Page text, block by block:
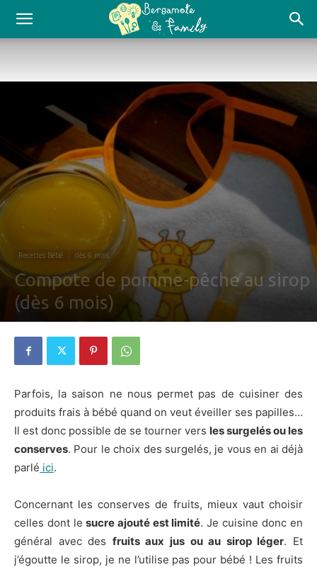
Recettes Bébé dès 6 mois
Compote de pomme-pêche au sirop
(dès 6 mois)
21 avril 2014 0
Parfois, la saison ne nous permet pas de cuisiner des
produits frais à bébé quand on veut éveiller ses papilles…
Il est donc possible de se tourner vers les surgelés ou les
conserves. Pour le choix des surgelés, je vous en ai déjà
parlé ici.
Concernant les conserves de fruits, mieux vaut choisir
celles dont le sucre ajouté est limité. Je cuisine donc en
général avec des fruits aux jus ou au sirop léger. Et
j’égoutte le sirop, je ne l’utilise pas pour bébé ! Les fruits